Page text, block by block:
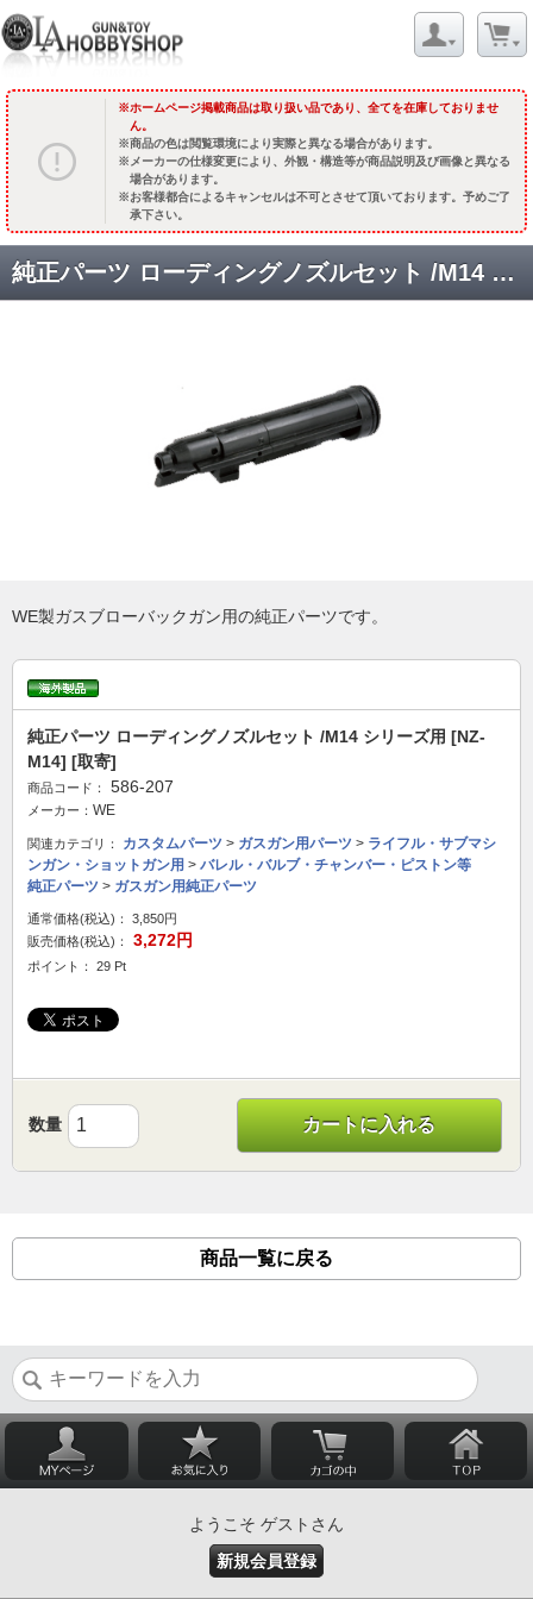
ホームページ掲載商品は取り扱い品であり、全てを在庫しておりませ
ん。
商品の色は閲覧環境により実際と異なる場合があります。
メーカーの仕様変更により、外観・構造等が商品説明及び画像と異なる
場合があります。
お客様都合によるキャンセルは不可とさせて頂いております。予めご了
承下さい。
純正パーツ ローディングノズルセット /M14 シリーズ用 [NZ-M14] [取寄]
WE製ガスブローバックガン用の純正パーツです。
純正パーツ ローディングノズルセット /M14 シリーズ用 [NZ-
M14] [取寄]
商品コード： 586-207
メーカー： WE
関連カテゴリ： カスタムパーツ > ガスガン用パーツ > ライフル・サブマシ
ンガン・ショットガン用 > バレル・バルブ・チャンバー・ピストン等
純正パーツ > ガスガン用純正パーツ
通常価格(税込)：
3,850円
販売価格(税込)：
3,272円
ポイント： 29 Pt
数量 カートに入れる
商品一覧に戻る
ようこそ ゲストさん
新規会員登録